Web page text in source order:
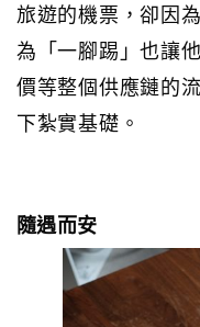
旅遊的機票，卻因
為「一腳踢」也讓
價等整個供應鏈的
下紮實基礎。
隨遇而安